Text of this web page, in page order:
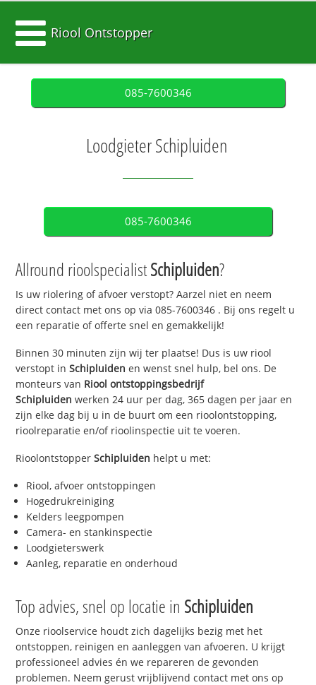
Riool Ontstopper
085-7600346
Loodgieter Schipluiden
085-7600346
Allround rioolspecialistSchipluiden?
Is uw riolering of afvoer verstopt? Aarzel niet en neem
direct contact met ons op via085-7600346 . Bij ons regelt u
een reparatie of offerte snel en gemakkelijk!
Binnen 30 minuten zijn wij ter plaatse! Dus is uw riool
verstopt inSchipluiden en wenst snel hulp, bel ons. De
monteurs van Riool ontstoppingsbedrijf
Schipluiden werken 24 uur per dag, 365 dagen per jaar en
zijn elke dag bij u in de buurt om een rioolontstopping,
rioolreparatie en/of rioolinspectie uit te voeren.
RioolontstopperSchipluiden helpt u met:
Riool, afvoer ontstoppingen
Hogedrukreiniging
Kelders leegpompen
Camera- en stankinspectie
Loodgieterswerk
Aanleg, reparatie en onderhoud
Top advies, snel op locatie in Schipluiden
Onze rioolservice houdt zich dagelijks bezig met het
ontstoppen, reinigen en aanleggen van afvoeren. U krijgt
professioneel advies én we repareren de gevonden
problemen. Neem gerust vrijblijvend contact met ons op